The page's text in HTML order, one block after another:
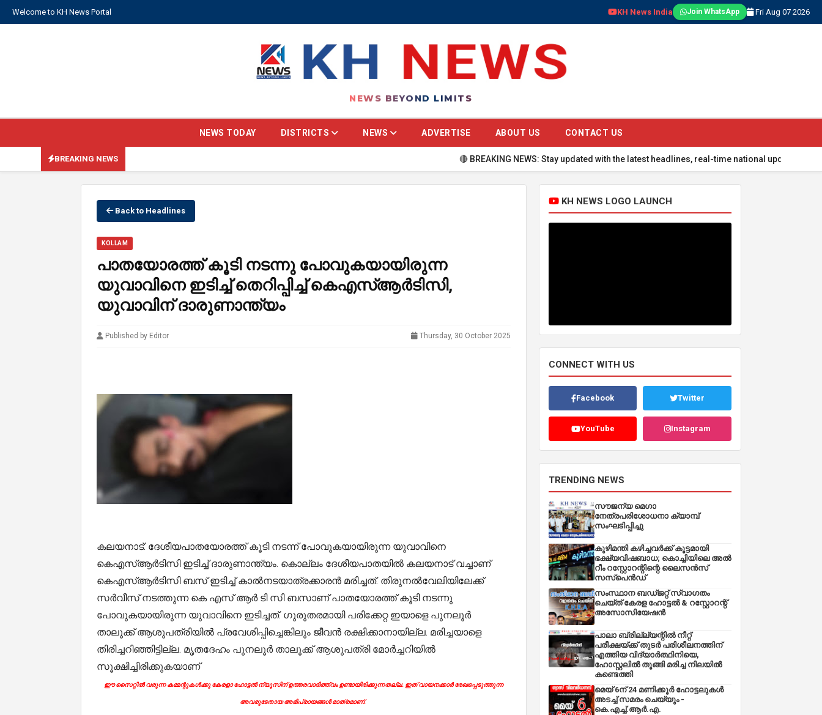
Welcome to KH News Portal KH News India Join WhatsApp Fri Aug 07 2026
NEWS BEYOND LIMITS
NEWS TODAY DISTRICTS NEWS ADVERTISE ABOUT US CONTACT US
BREAKING NEWS 🔴 BREAKING NEWS: Stay updated with the latest headlines, real-time national updates, global
Back to Headlines
KOLLAM
പാതയോരത്ത് കൂടി നടന്നു പോവുകയായിരുന്ന
യുവാവിനെ ഇടിച്ച് തെറിപ്പിച്ച് കെഎസ്ആർടിസി,
യുവാവിന് ദാരുണാന്ത്യം
Published by Editor Thursday, 30 October 2025
കലയനാട്: ദേശീയപാതയോരത്ത് കൂടി നടന്ന് പോവുകയായിരുന്ന യുവാവിനെ
കെഎസ്ആർടിസി ഇടിച്ച് ദാരുണാന്ത്യം. കൊല്ലം ദേശീയപാതയിൽ കലയനാട് വച്ചാണ്
കെഎസ്ആർടിസി ബസ് ഇടിച്ച് കാൽനടയാത്രക്കാരൻ മരിച്ചത്. തിരുനൽവേലിയിലേക്ക്
സർവീസ് നടത്തുന്ന കെ എസ് ആർ ടി സി ബസാണ് പാതയോരത്ത് കൂടി നടന്നു
പോവുകയായിരുന്ന യുവാവിനെ ഇടിച്ചത്. ഗുരുതരമായി പരിക്കേറ്റ ഇയാളെ പുനലൂർ
താലൂക്ക് ആശുപത്രിയിൽ പ്രവേശിപ്പിച്ചെങ്കിലും ജീവൻ രക്ഷിക്കാനായില്ല. മരിച്ചയാളെ
തിരിച്ചറിഞ്ഞിട്ടില്ല. മൃതദേഹം പുനലൂർ താലൂക്ക് ആശുപത്രി മോർച്ചറിയിൽ
സൂക്ഷിച്ചിരിക്കുകയാണ്
ഈ സൈറ്റിൽ വരുന്ന കമ്മന്റുകൾക്കു കേരളാ ഹോട്ടൽ ന്യൂസിന് ഉത്തരവാദിത്ത്വം ഉണ്ടായിരിക്കുന്നതല്ല. ഇത് വായനക്കാർ രേഖപ്പെടുത്തുന്ന
അവരുടേതായ അഭിപ്രായങ്ങൾ മാത്രമാണ്.
KH NEWS LOGO LAUNCH
CONNECT WITH US
Facebook Twitter
YouTube Instagram
TRENDING NEWS
സൗജന്യ മെഗാ
നേത്രപരിശോധനാ ക്യാമ്പ്
സംഘടിപ്പിച്ചു
കുഴിമന്തി കഴിച്ചവർക്ക് കൂട്ടമായി
ഭക്ഷ്യവിഷബാധ; കൊച്ചിയിലെ അൽ
റീം റസ്റ്റോറന്റിന്റെ ലൈസൻസ്
സസ്പെൻഡ്
സംസ്ഥാന ബഡ്‌ജറ്റ് സ്വാഗതം
ചെയ്ത് കേരള ഹോട്ടൽ & റസ്റ്റോറന്റ്
അസോസിയേഷൻ
പാലാ ബ്രില്ല്യന്റിൽ നീറ്റ്
പരീക്ഷയ്ക്ക് തുടർ പരിശീലനത്തിന്
എത്തിയ വിദ്യാർത്ഥിനിയെ,
ഹോസ്റ്റലിൽ തൂങ്ങി മരിച്ച നിലയിൽ
കണ്ടെത്തി
മെയ് 6ന് 24 മണിക്കൂർ ഹോട്ടലുകൾ
അടച്ച് സമരം ചെയ്യും -
കെ.എച്ച്.ആർ.എ.